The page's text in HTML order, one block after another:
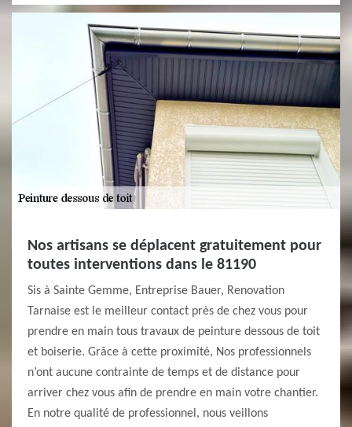
Nos artisans se déplacent gratuitement pour
toutes interventions dans le 81190
Sis à Sainte Gemme, Entreprise Bauer, Renovation
Tarnaise est le meilleur contact près de chez vous pour
prendre en main tous travaux de peinture dessous de toit
et boiserie. Grâce à cette proximité, Nos professionnels
n’ont aucune contrainte de temps et de distance pour
arriver chez vous afin de prendre en main votre chantier.
En notre qualité de professionnel, nous veillons